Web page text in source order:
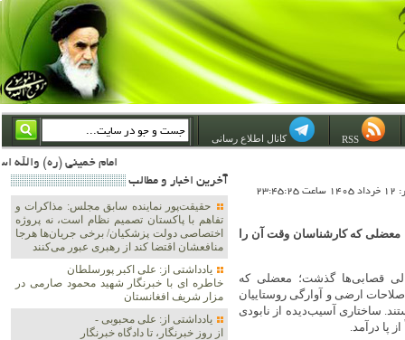
کانال اطلاع رسانی
امام خمینی (ره) والله اسلام تمامش سیاست است؛ ***** امام شهید: به گفتار امام و کردار امام اهتمام بورزید ***** امام خمینی(ره): ان شاء الله ما اندوه دلمان را در وقت مناسب با انتقام از امریکا و آل سعود برطرف خواهیم
معضلی که کارشناسان وقت آن را
خالی قصابی‌ها گذشت؛ معضلی که
ارضی و آوارگی روستاییان
ساختاری آسیب‌دیده از نابودی
آخرين اخبار و مطالب
حقیقت‌پور نماینده سابق مجلس: مذاکرات و
تفاهم با پاکستان تصمیم نظام است، نه پروژه
اختصاصی دولت پزشکیان/ برخی جریان‌ها هرجا
منافعشان اقتضا کند از رهبری عبور می‌کنند
یادداشتی از: علی اکبر پورسلطان
خاطره ای با خبرنگار شهید محمود صارمی در
مزار شریف افغانستان
یادداشتی از: علی محبوبی -
از روز خبرنگار، تا دادگاه خبرنگار